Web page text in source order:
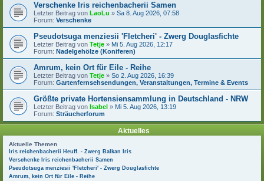
Verschenke Iris reichenbacherii Samen
Letzter Beitrag von LaoLu » Sa 8. Aug 2026, 07:58
Forum: Verschenke
Pseudotsuga menziesii 'Fletcheri' - Zwerg Douglasfichte
Letzter Beitrag von Tetje » Mi 5. Aug 2026, 12:17
Forum: Nadelgehölze (Koniferen)
Amrum, kein Ort für Eile - Reihe
Letzter Beitrag von Tetje » So 2. Aug 2026, 16:39
Forum: Gartenfernsehsendungen, Veranstaltungen, Termine & Events
Größte private Hortensiensammlung in Deutschland - NRW
Letzter Beitrag von Isabel » Mi 5. Aug 2026, 13:19
Forum: Sträucherforum
Aktuelles
Aktuelle Themen
Iris reichenbacherii Heuff. - Zwerg Balkan Iris
Verschenke Iris reichenbacherii Samen
Pseudotsuga menziesii 'Fletcheri' - Zwerg Douglasfichte
Amrum, kein Ort für Eile - Reihe